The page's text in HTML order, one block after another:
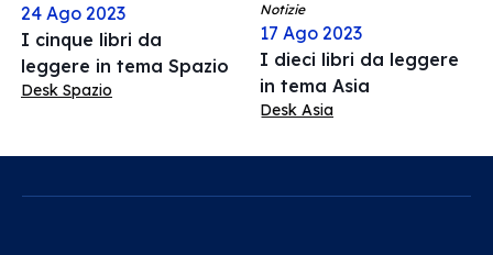
24 Ago 2023
I cinque libri da
leggere in tema Spazio
Desk Spazio
Notizie
17 Ago 2023
I dieci libri da leggere
in tema Asia
Desk Asia